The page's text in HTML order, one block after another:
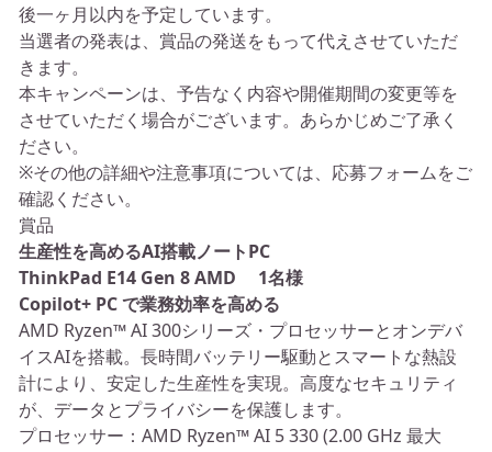
後一ヶ月以内を予定しています。
当選者の発表は、賞品の発送をもって代えさせていただ
きます。
本キャンペーンは、予告なく内容や開催期間の変更等を
させていただく場合がございます。あらかじめご了承く
ださい。
※その他の詳細や注意事項については、応募フォームをご
確認ください。
賞品
生産性を高めるAI搭載ノートPC
ThinkPad E14 Gen 8 AMD 1名様
Copilot+ PC で業務効率を高める
AMD Ryzen™ AI 300シリーズ・プロセッサーとオンデバ
イスAIを搭載。長時間バッテリー駆動とスマートな熱設
計により、安定した生産性を実現。高度なセキュリティ
が、データとプライバシーを保護します。
プロセッサー：AMD Ryzen™ AI 5 330 (2.00 GHz 最大